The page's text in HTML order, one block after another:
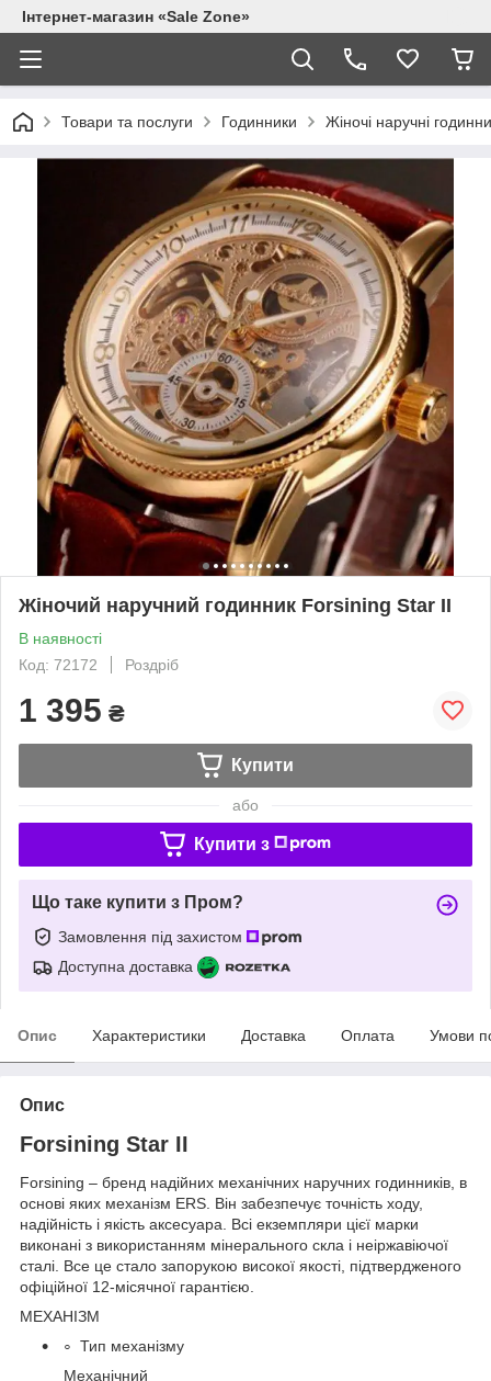
Інтернет-магазин «Sale Zone»
Товари та послуги Годинники Жіночі наручні
Жіночий наручний годинник Forsining Star II
В наявності
Код: 72172
Роздріб
1 395 ₴
Купити
або
Купити з
Що таке купити з Пром?
Замовлення під захистом
Доступна доставка
Опис Характеристики Доставка Оплата Умови
Опис
Forsining Star II
Forsining – бренд надійних механічних наручних годинників, в
основі яких механізм ERS. Він забезпечує точність ходу,
надійність і якість аксесуара. Всі екземпляри цієї марки
виконані з використанням мінерального скла і неіржавіючої
сталі. Все це стало запорукою високої якості, підтвердженого
офіційної 12-місячної гарантією.
МЕХАНІЗМ
Тип механізму
Механічний